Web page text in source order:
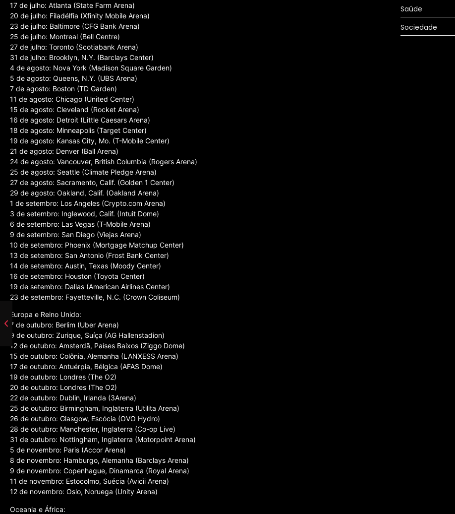
17 de julho: Atlanta (State Farm Arena)
20 de julho: Filadélfia (Xfinity Mobile Arena)
23 de julho: Baltimore (CFG Bank Arena)
25 de julho: Montreal (Bell Centre)
27 de julho: Toronto (Scotiabank Arena)
31 de julho: Brooklyn, N.Y. (Barclays Center)
4 de agosto: Nova York (Madison Square Garden)
5 de agosto: Queens, N.Y. (UBS Arena)
7 de agosto: Boston (TD Garden)
11 de agosto: Chicago (United Center)
15 de agosto: Cleveland (Rocket Arena)
16 de agosto: Detroit (Little Caesars Arena)
18 de agosto: Minneapolis (Target Center)
19 de agosto: Kansas City, Mo. (T-Mobile Center)
21 de agosto: Denver (Ball Arena)
24 de agosto: Vancouver, British Columbia (Rogers Arena)
25 de agosto: Seattle (Climate Pledge Arena)
27 de agosto: Sacramento, Calif. (Golden 1 Center)
29 de agosto: Oakland, Calif. (Oakland Arena)
1 de setembro: Los Angeles (Crypto.com Arena)
3 de setembro: Inglewood, Calif. (Intuit Dome)
6 de setembro: Las Vegas (T-Mobile Arena)
9 de setembro: San Diego (Viejas Arena)
10 de setembro: Phoenix (Mortgage Matchup Center)
13 de setembro: San Antonio (Frost Bank Center)
14 de setembro: Austin, Texas (Moody Center)
16 de setembro: Houston (Toyota Center)
19 de setembro: Dallas (American Airlines Center)
23 de setembro: Fayetteville, N.C. (Crown Coliseum)
Europa e Reino Unido:
7 de outubro: Berlim (Uber Arena)
9 de outubro: Zurique, Suíça (AG Hallenstadion)
12 de outubro: Amsterdã, Países Baixos (Ziggo Dome)
15 de outubro: Colônia, Alemanha (LANXESS Arena)
17 de outubro: Antuérpia, Bélgica (AFAS Dome)
19 de outubro: Londres (The O2)
20 de outubro: Londres (The O2)
22 de outubro: Dublin, Irlanda (3Arena)
25 de outubro: Birmingham, Inglaterra (Utilita Arena)
26 de outubro: Glasgow, Escócia (OVO Hydro)
28 de outubro: Manchester, Inglaterra (Co-op Live)
31 de outubro: Nottingham, Inglaterra (Motorpoint Arena)
5 de novembro: Paris (Accor Arena)
8 de novembro: Hamburgo, Alemanha (Barclays Arena)
9 de novembro: Copenhague, Dinamarca (Royal Arena)
11 de novembro: Estocolmo, Suécia (Avicii Arena)
12 de novembro: Oslo, Noruega (Unity Arena)
Oceania e África:
Saúde
Sociedade